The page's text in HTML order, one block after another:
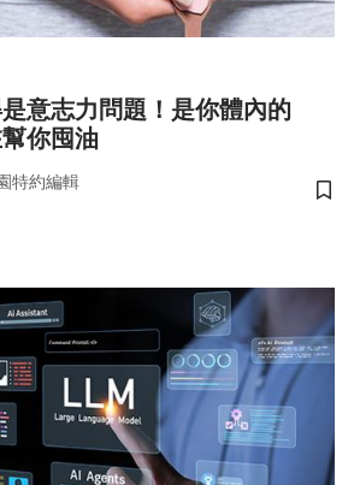
意志力問題！是你體內的
幫你囤油
特約編輯
儲